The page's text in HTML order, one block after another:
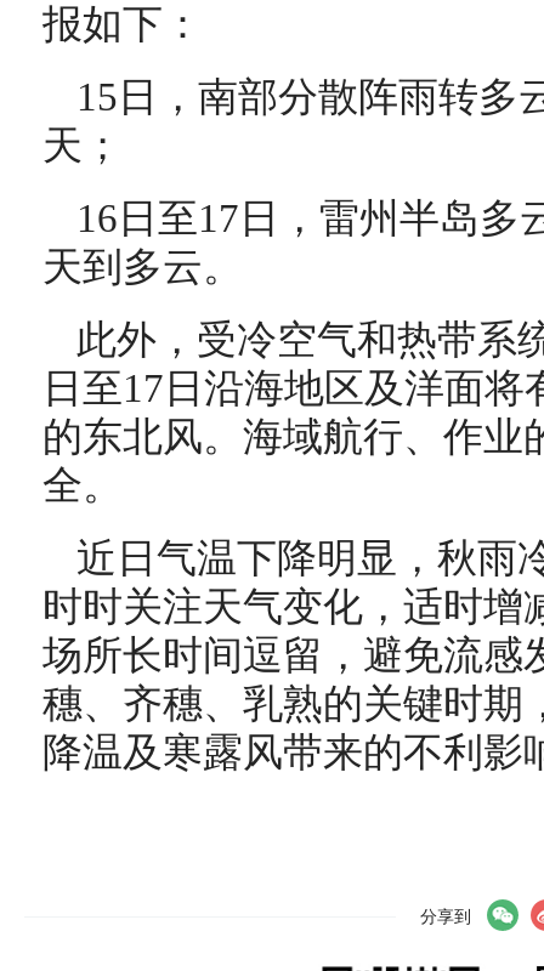
报如下：
15日，南部分散阵雨转多
天；
16日至17日，雷州半岛多
天到多云。
此外，受冷空气和热带系
日至17日沿海地区及洋面将
的东北风。海域航行、作业
全。
近日气温下降明显，秋雨
时时关注天气变化，适时增
场所长时间逗留，避免流感
穗、齐穗、乳熟的关键时期
降温及寒露风带来的不利影
分享到